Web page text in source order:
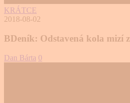
KRÁTCE
2018-08-02
BDeník: Odstavená kola mizí
Dan Bárta 0